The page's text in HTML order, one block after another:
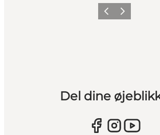
ForrigeNæste
Del dine